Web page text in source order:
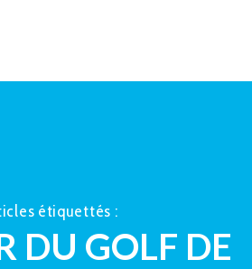
étiquettés :
DU GOLF DE